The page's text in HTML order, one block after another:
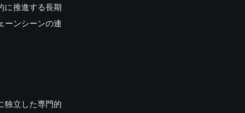
に推進する長期
ーンシーンの連
独立した専門的